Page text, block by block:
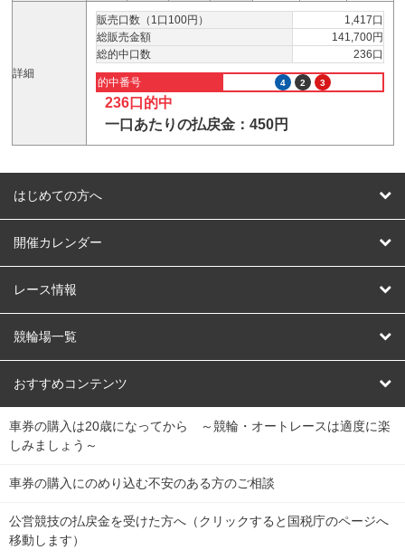
詳細
販売口数（1口100円）
1,417口
総販売金額
141,700円
総的中口数
236口
的中番号 4 2 3
236口的中
一口あたりの払戻金：450円
はじめての方へ
はじめての方へ
開催カレンダー
競輪
オートレース
競輪くじ
Dokanto!
チャリロトプラザ
レース情報
レース予想
レース結果
キャリーオーバー一覧
競輪場一覧
北日本 函館競輪場
関
東
弥彦競輪場 前橋競輪場 取手競輪場 宇都宮競輪場
関
東
小田原競輪場
おすすめコンテンツ
競輪選手情報
Perfecta Navi
netkeirin
車券の購入は20歳になってから ～競輪・オートレースは適度に楽
しみましょう～
車券の購入にのめり込む不安のある方のご相談
公営競技の払戻金を受けた方へ（クリックすると国税庁のページへ
移動します）